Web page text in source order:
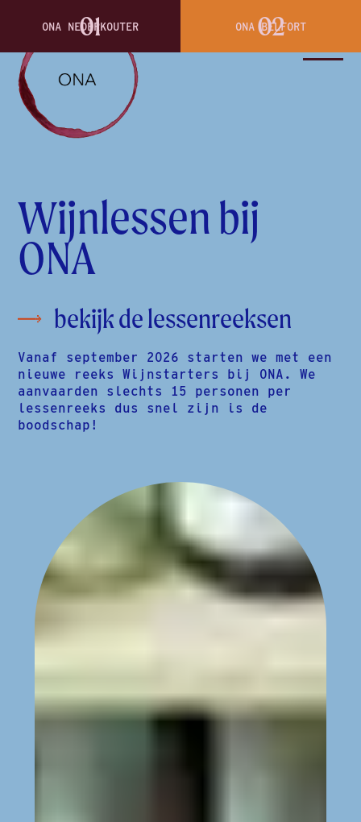
ONA NEDERKOUTER
01 ONA BELFORT
02
Wijnlessen bij
ONA
bekijk de lessenreeksen
Vanaf september 2026 starten we met een
nieuwe reeks Wijnstarters bij ONA. We
aanvaarden slechts 15 personen per
lessenreeks dus snel zijn is de
boodschap!